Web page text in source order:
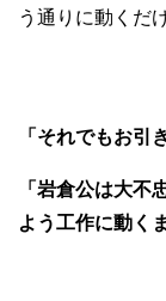
う通りに動くだ
「それでもお引
「岩倉公は大不
よう工作に動く